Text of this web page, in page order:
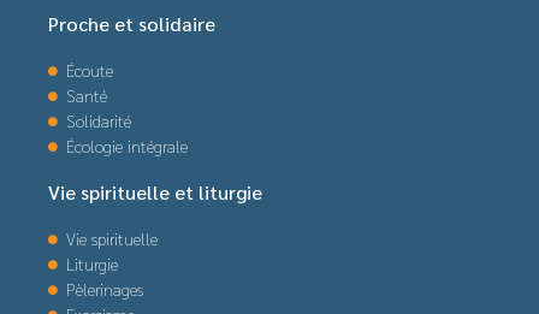
Proche et solidaire
Écoute
Santé
Solidarité
Écologie intégrale
Vie spirituelle et liturgie
Vie spirituelle
Liturgie
Pèlerinages